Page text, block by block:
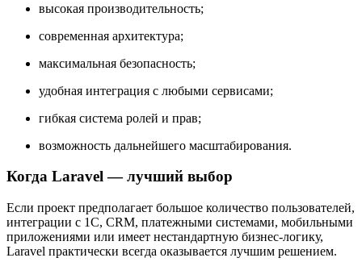
высокая производительность;
современная архитектура;
максимальная безопасность;
удобная интеграция с любыми сервисами;
гибкая система ролей и прав;
возможность дальнейшего масштабирования.
Когда Laravel — лучший выбор
Если проект предполагает большое количество пользователей,
интеграции с 1С, CRM, платежными системами, мобильными
приложениями или имеет нестандартную бизнес-логику,
Laravel практически всегда оказывается лучшим решением.